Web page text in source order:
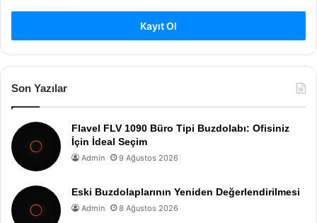
Kayıt Ol
Son Yazılar
Flavel FLV 1090 Büro Tipi Buzdolabı: Ofisiniz
İçin İdeal Seçim
Admin 9 Ağustos 2026
Eski Buzdolaplarının Yeniden Değerlendirilmesi
Admin 8 Ağustos 2026